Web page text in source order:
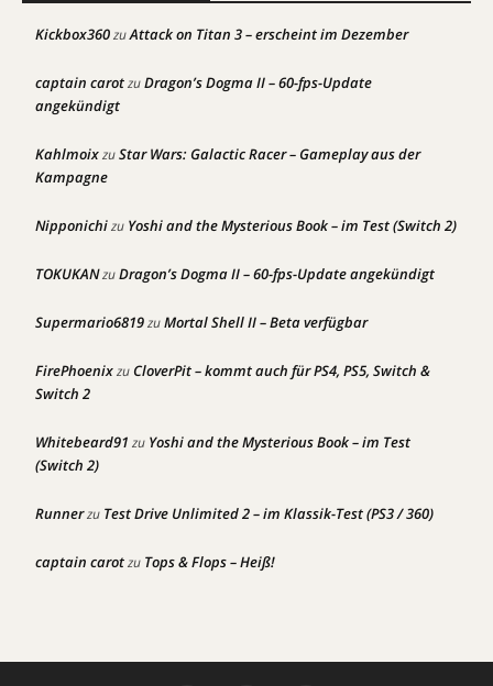
Kickbox360zuAttack on Titan 3 – erscheint im Dezember
captain carotzuDragon’s Dogma II – 60-fps-Update
angekündigt
KahlmoixzuStar Wars: Galactic Racer – Gameplay aus der
Kampagne
Nipponichizu Yoshi and the Mysterious Book – im Test (Switch 2)
TOKUKANzuDragon’s Dogma II – 60-fps-Update angekündigt
Supermario6819zuMortal Shell II – Beta verfügbar
FirePhoenixzuCloverPit – kommt auch für PS4, PS5, Switch &
Switch 2
Whitebeard91 zu Yoshi and the Mysterious Book – im Test
(Switch 2)
Runnerzu Test Drive Unlimited 2 – im Klassik-Test (PS3 / 360)
captain carotzu Tops & Flops – Heiß!